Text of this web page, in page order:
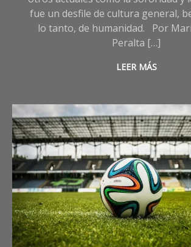
fue un desfile de cultura general,
lo tanto, de humanidad. Por
Peralta […]
LEER MÁS